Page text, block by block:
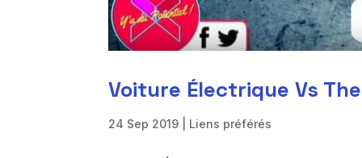
Voiture Électrique Vs
24 Sep 2019 Liens préférés